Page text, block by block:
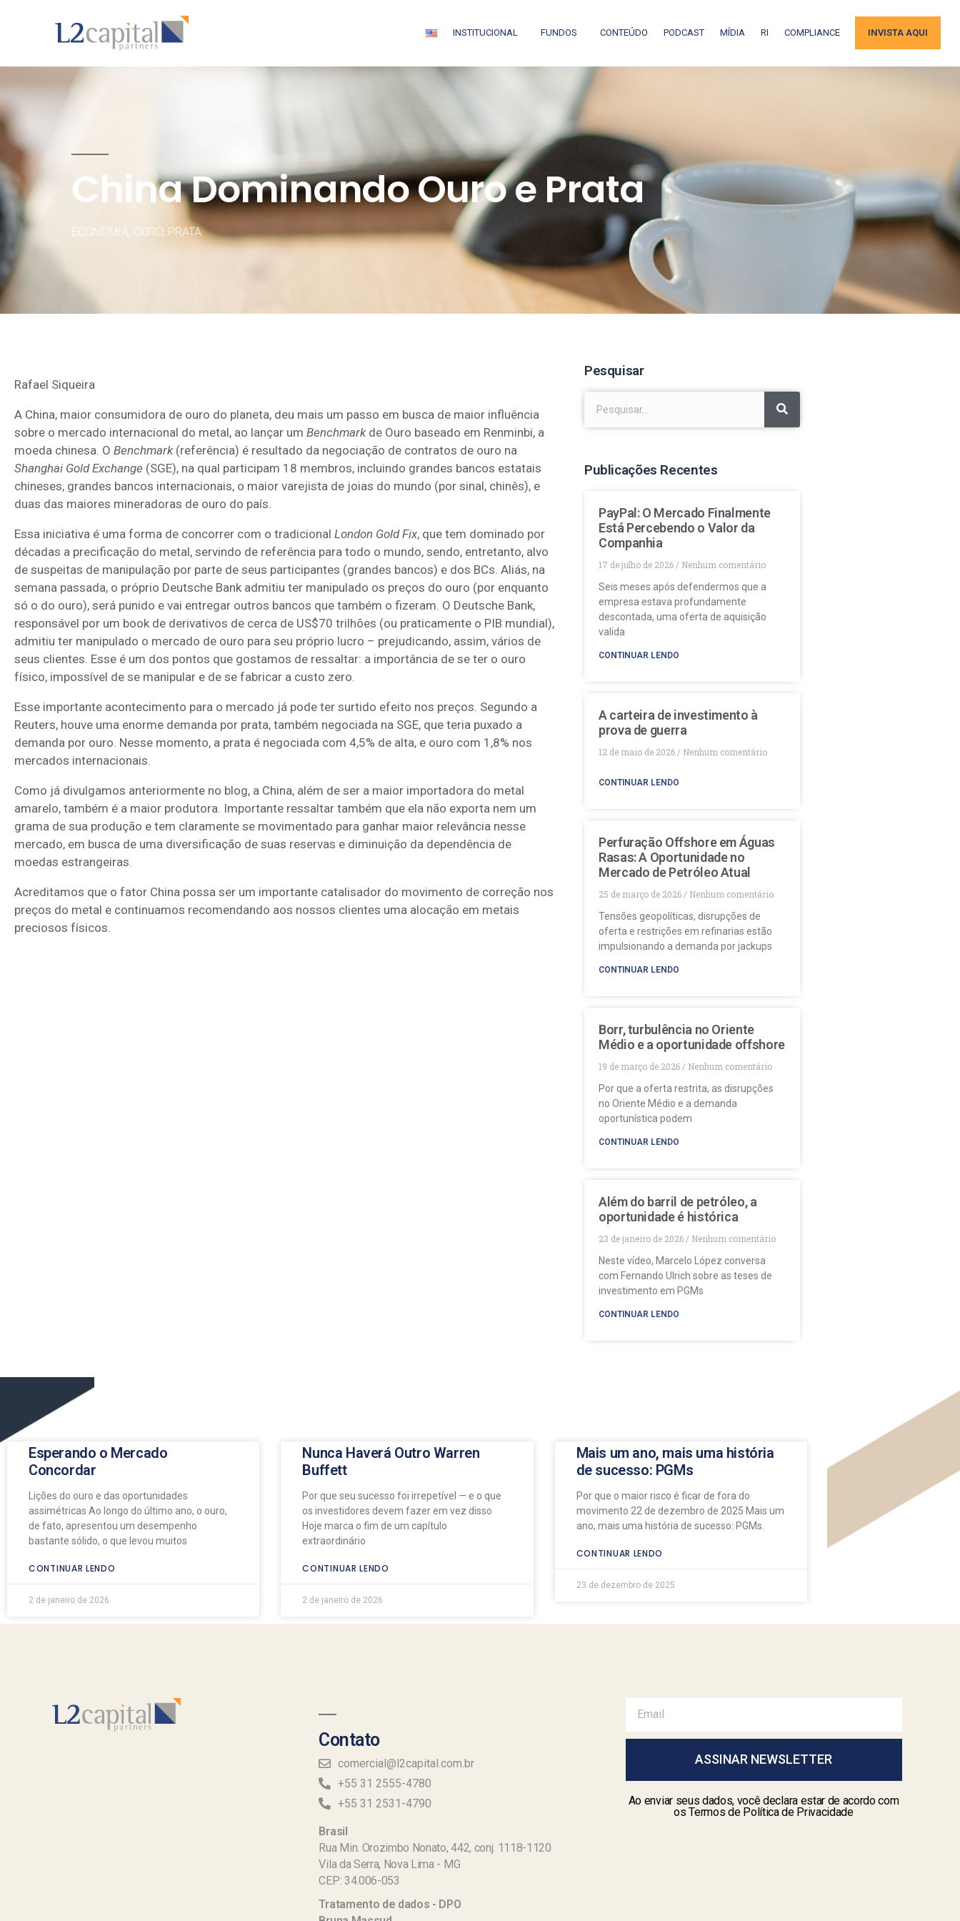
INSTITUCIONAL FUNDOS CONTEÚDO PODCAST MÍDIA RI COMPLIANCE INVISTA AQUI
China Dominando Ouro e Prata
ECONOMIA, OURO, PRATA
Rafael Siqueira
A China, maior consumidora de ouro do planeta, deu mais um passo em busca de maior influência
sobre o mercado internacional do metal, ao lançar um Benchmarkde Ouro baseado em Renminbi, a
moeda chinesa. O Benchmark (referência) é resultado da negociação de contratos de ouro na
Shanghai Gold Exchange (SGE), na qual participam 18 membros, incluindo grandes bancos estatais
chineses, grandes bancos internacionais, o maior varejista de joias do mundo (por sinal, chinês), e
duas das maiores mineradoras de ouro do país.
Essa iniciativa é uma forma de concorrer com o tradicional London Gold Fix, que tem dominado por
décadas a precificação do metal, servindo de referência para todo o mundo, sendo, entretanto, alvo
de suspeitas de manipulação por parte de seus participantes (grandes bancos) e dos BCs. Aliás, na
semana passada, o próprio Deutsche Bank admitiu ter manipulado os preços do ouro (por enquanto
só o do ouro), será punido e vai entregar outros bancos que também o fizeram. O Deutsche Bank,
responsável por um book de derivativos de cerca de US$70 trilhões (ou praticamente o PIB mundial),
admitiu ter manipulado o mercado de ouro para seu próprio lucro – prejudicando, assim, vários de
seus clientes. Esse é um dos pontos que gostamos de ressaltar: a importância de se ter o ouro
físico, impossível de se manipular e de se fabricar a custo zero.
Esse importante acontecimento para o mercado já pode ter surtido efeito nos preços. Segundo a
Reuters, houve uma enorme demanda por prata, também negociada na SGE, que teria puxado a
demanda por ouro. Nesse momento, a prata é negociada com 4,5% de alta, e ouro com 1,8% nos
mercados internacionais.
Como já divulgamos anteriormente no blog, a China, além de ser a maior importadora do metal
amarelo, também é a maior produtora. Importante ressaltar também que ela não exporta nem um
grama de sua produção e tem claramente se movimentado para ganhar maior relevância nesse
mercado, em busca de uma diversificação de suas reservas e diminuição da dependência de
moedas estrangeiras.
Acreditamos que o fator China possa ser um importante catalisador do movimento de correção nos
preços do metal e continuamos recomendando aos nossos clientes uma alocação em metais
preciosos físicos.
Pesquisar
Publicações Recentes
PayPal: O Mercado Finalmente
Está Percebendo o Valor da
Companhia
17 de julho de 2026
Nenhum comentário
Seis meses após defendermos que a
empresa estava profundamente
descontada, uma oferta de aquisição
valida
CONTINUAR LENDO
A carteira de investimento à
prova de guerra
12 de maio de 2026 Nenhum comentário
CONTINUAR LENDO
Perfuração Offshore em Águas
Rasas: A Oportunidade no
Mercado de Petróleo Atual
25 de março de 2026
Nenhum comentário
Tensões geopolíticas, disrupções de
oferta e restrições em refinarias estão
impulsionando a demanda por jackups
CONTINUAR LENDO
Borr, turbulência no Oriente
Médio e a oportunidade offshore
19 de março de 2026
Nenhum comentário
Por que a oferta restrita, as disrupções
no Oriente Médio e a demanda
oportunística podem
CONTINUAR LENDO
Além do barril de petróleo, a
oportunidade é histórica
23 de janeiro de 2026
Nenhum comentário
Neste vídeo, Marcelo López conversa
com Fernando Ulrich sobre as teses de
investimento em PGMs
CONTINUAR LENDO
Esperando o Mercado
Concordar
Lições do ouro e das oportunidades
assimétricas Ao longo do último ano, o ouro,
de fato, apresentou um desempenho
bastante sólido, o que levou muitos
CONTINUAR LENDO
2 de janeiro de 2026
Nunca Haverá Outro Warren
Buffett
Por que seu sucesso foi irrepetível — e o que
os investidores devem fazer em vez disso
Hoje marca o fim de um capítulo
extraordinário
CONTINUAR LENDO
2 de janeiro de 2026
Mais um ano, mais uma história
de sucesso: PGMs
Por que o maior risco é ficar de fora do
movimento 22 de dezembro de 2025 Mais um
ano, mais uma história de sucesso: PGMs.
CONTINUAR LENDO
23 de dezembro de 2025
Contato
comercial@l2capital.com.br
+55 31 2555-4780
+55 31 2531-4790
Brasil
Rua Min. Orozimbo Nonato, 442, conj. 1118-1120
Vila da Serra, Nova Lima - MG
CEP: 34.006-053
Tratamento de dados - DPO
ASSINAR NEWSLETTER
Ao enviar seus dados, você declara estar de acordo com
os Termos de Política de Privacidade